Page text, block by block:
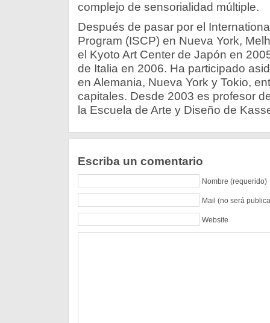
complejo de sensorialidad múltiple.
Después de pasar por el
Program (ISCP) en Nueva York,
el Kyoto Art Center de Japón en
de Italia en 2006. Ha participado
en Alemania, Nueva York y Tokio,
capitales. Desde 2003 es profesor
la Escuela de Arte y Diseño de
Escriba un comentario
Nombre (requerido)
Mail (no será
Website